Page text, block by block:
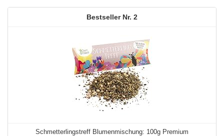
2
Schmetterlingstreff Blumenmischung: 100g Premium